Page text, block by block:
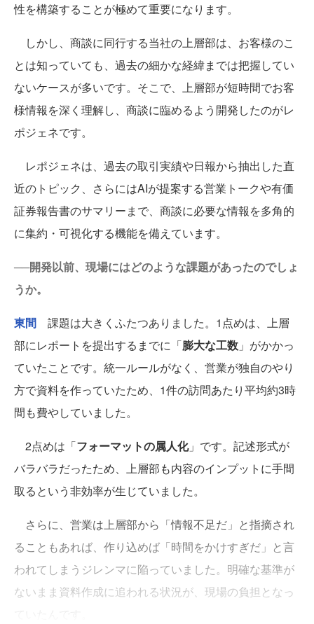
性を構築することが極めて重要になります。
しかし、商談に同行する当社の上層部は、お客様のこ
とは知っていても、過去の細かな経緯までは把握してい
ないケースが多いです。そこで、上層部が短時間でお客
様情報を深く理解し、商談に臨めるよう開発したのがレ
ポジェネです。
レポジェネは、過去の取引実績や日報から抽出した直
近のトピック、さらにはAIが提案する営業トークや有価
証券報告書のサマリーまで、商談に必要な情報を多角的
に集約・可視化する機能を備えています。
──開発以前、現場にはどのような課題があったのでしょ
うか。
東間 課題は大きくふたつありました。1点めは、上層
部にレポートを提出するまでに「膨大な工数 」がかかっ
ていたことです。統一ルールがなく、営業が独自のやり
方で資料を作っていたため、1件の訪問あたり平均約3時
間も費やしていました。
2点めは「フォーマットの属人化」です。記述形式が
バラバラだったため、上層部も内容のインプットに手間
取るという非効率が生じていました。
さらに、営業は上層部から「情報不足だ」と指摘され
ることもあれば、作り込めば「時間をかけすぎだ」と言
われてしまうジレンマに陥っていました。明確な基準が
ないまま資料作成に追われる状況が、現場の負担となっ